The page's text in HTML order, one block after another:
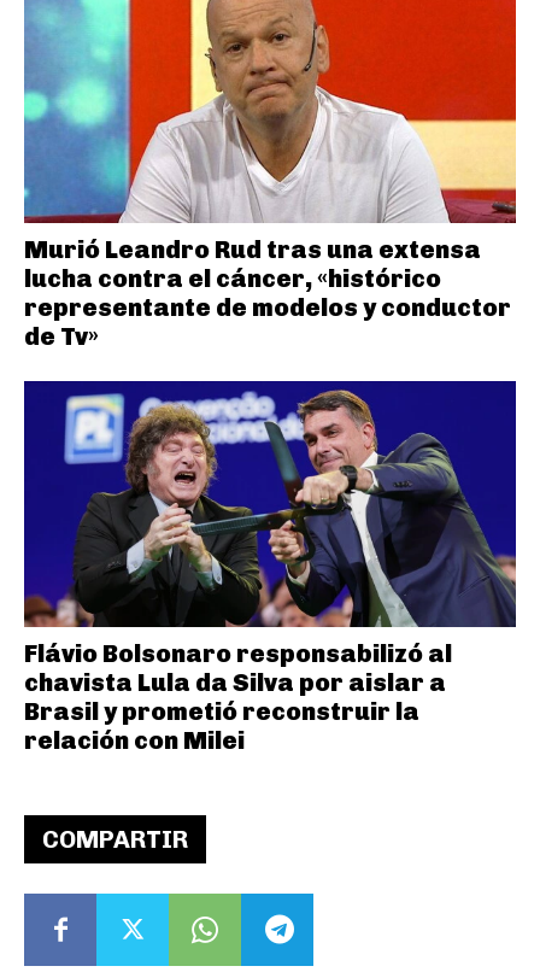
COMPARTIR
Murió Leandro Rud tras una extensa
lucha contra el cáncer, «histórico
representante de modelos y conductor
de Tv»
Flávio Bolsonaro responsabilizó al
chavista Lula da Silva por aislar a
Brasil y prometió reconstruir la
relación con Milei